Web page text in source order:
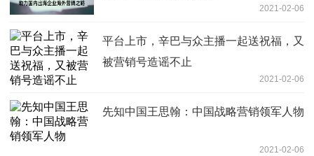
2021-02-06
平台上市，辛巴与众主播一起送祝福，又
被营销号造谣不止
2021-02-06
先知中国王思翰：中国战略营销领军人物
2021-02-06